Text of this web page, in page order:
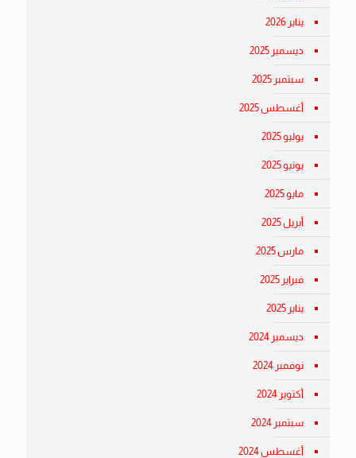
يناير 2026
ديسمبر 2025
سبتمبر 2025
أغسطس 2025
يوليو 2025
يونيو 2025
مايو 2025
أبريل 2025
مارس 2025
فبراير 2025
يناير 2025
ديسمبر 2024
نوفمبر 2024
أكتوبر 2024
سبتمبر 2024
أغسطس 2024